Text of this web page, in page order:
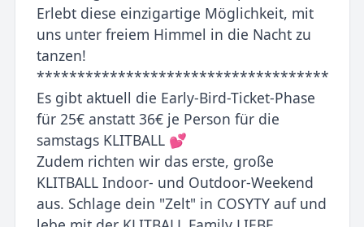
Erlebt diese einzigartige Möglichkeit, mit
uns unter freiem Himmel in die Nacht zu
tanzen!
************************************
Es gibt aktuell die Early-Bird-Ticket-Phase
für 25€ anstatt 36€ je Person für die
samstags KLITBALL 💕
Zudem richten wir das erste, große
KLITBALL Indoor- und Outdoor-Weekend
aus. Schlage dein "Zelt" in COSYTY auf und